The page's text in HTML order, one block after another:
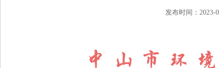
发布时间：2023-